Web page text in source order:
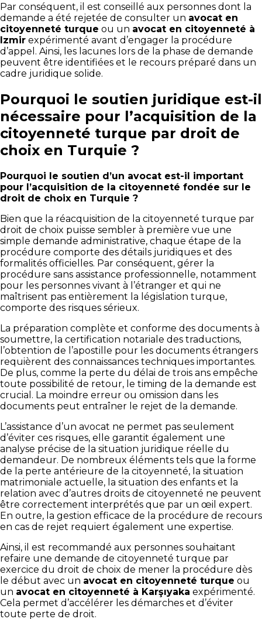
Par conséquent, il est conseillé aux personnes dont la
demande a été rejetée de consulter un avocat en
citoyenneté turque ou un avocat en citoyenneté à
Izmir expérimenté avant d’engager la procédure
d’appel. Ainsi, les lacunes lors de la phase de demande
peuvent être identifiées et le recours préparé dans un
cadre juridique solide.
Pourquoi le soutien juridique est-il
nécessaire pour l’acquisition de la
citoyenneté turque par droit de
choix en Turquie ?
Pourquoi le soutien d’un avocat est-il important
pour l’acquisition de la citoyenneté fondée sur le
droit de choix en Turquie ?
Bien que la réacquisition de la citoyenneté turque par
droit de choix puisse sembler à première vue une
simple demande administrative, chaque étape de la
procédure comporte des détails juridiques et des
formalités officielles. Par conséquent, gérer la
procédure sans assistance professionnelle, notamment
pour les personnes vivant à l’étranger et qui ne
maîtrisent pas entièrement la législation turque,
comporte des risques sérieux.
La préparation complète et conforme des documents à
soumettre, la certification notariale des traductions,
l’obtention de l’apostille pour les documents étrangers
requièrent des connaissances techniques importantes.
De plus, comme la perte du délai de trois ans empêche
toute possibilité de retour, le timing de la demande est
crucial. La moindre erreur ou omission dans les
documents peut entraîner le rejet de la demande.
L’assistance d’un avocat ne permet pas seulement
d’éviter ces risques, elle garantit également une
analyse précise de la situation juridique réelle du
demandeur. De nombreux éléments tels que la forme
de la perte antérieure de la citoyenneté, la situation
matrimoniale actuelle, la situation des enfants et la
relation avec d’autres droits de citoyenneté ne peuvent
être correctement interprétés que par un œil expert.
En outre, la gestion efficace de la procédure de recours
en cas de rejet requiert également une expertise.
Ainsi, il est recommandé aux personnes souhaitant
refaire une demande de citoyenneté turque par
exercice du droit de choix de mener la procédure dès
le début avec un avocat en citoyenneté turque ou
un avocat en citoyenneté à Karşıyaka expérimenté.
Cela permet d’accélérer les démarches et d’éviter
toute perte de droit.